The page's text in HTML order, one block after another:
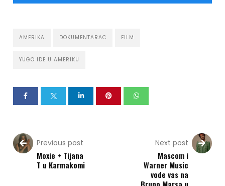
AMERIKA DOKUMENTARAC FILM
YUGO IDE U AMERIKU
Previous post
Moxie + Tijana
T u Karmakomi
Next post
Mascom i
Warner Music
vode vas na